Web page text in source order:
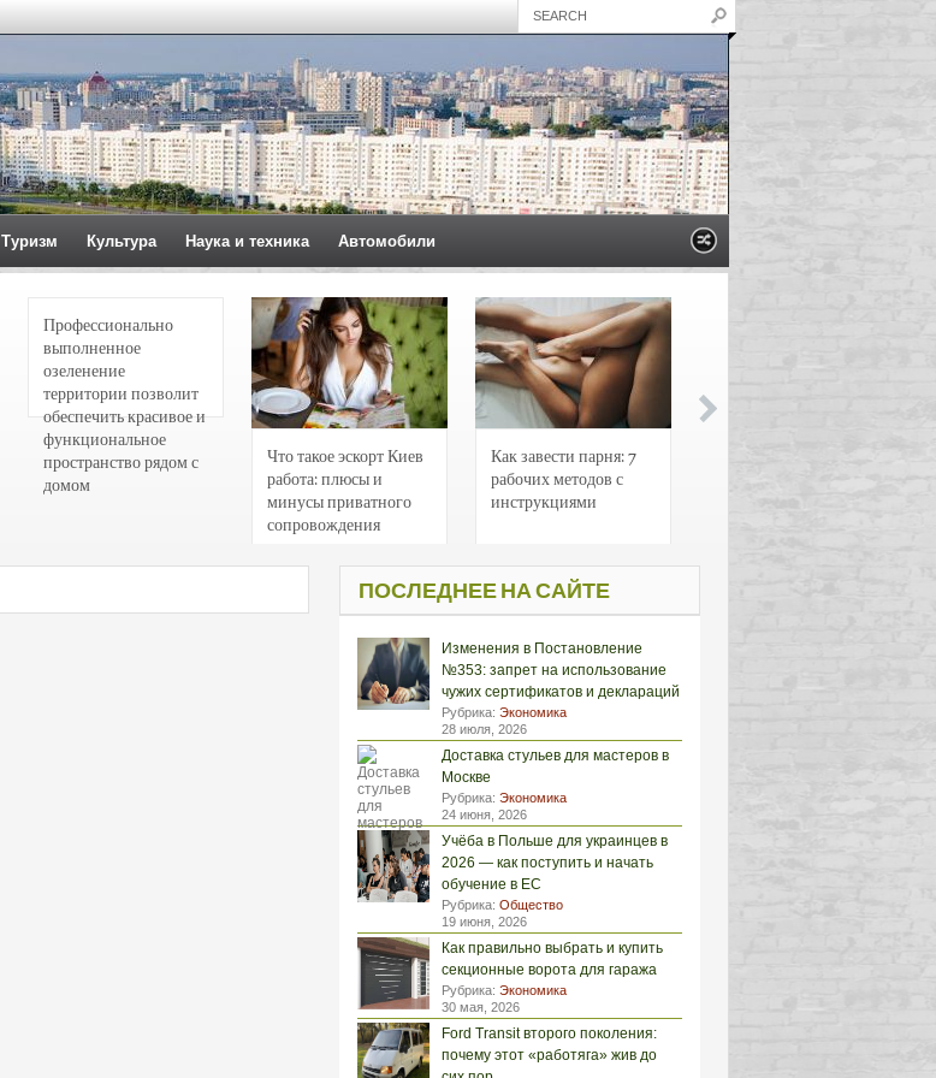
Туризм Культура Наука и техника Автомобили
Профессионально
выполненное
озеленение
территории позволит
обеспечить красивое и
функциональное
пространство рядом с
домом
Что такое эскорт Киев
работа: плюсы и
минусы приватного
сопровождения
Как завести парня: 7
рабочих методов с
инструкциями
ПОСЛЕДНЕЕ НА САЙТЕ
Изменения в Постановление
№353: запрет на использование
чужих сертификатов и деклараций
Рубрика: Экономика
28 июля, 2026
Доставка стульев для мастеров в
Москве
Рубрика: Экономика
24 июня, 2026
Учёба в Польше для украинцев в
2026 — как поступить и начать
обучение в ЕС
Рубрика: Общество
19 июня, 2026
Как правильно выбрать и купить
секционные ворота для гаража
Рубрика: Экономика
30 мая, 2026
Ford Transit второго поколения:
почему этот «работяга» жив до